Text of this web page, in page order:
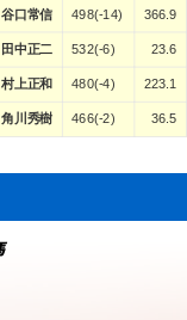
谷口常信 498(-14) 366.9
田中正二 532(-6) 23.6
村上正和 480(-4) 223.1
角川秀樹 466(-2) 36.5